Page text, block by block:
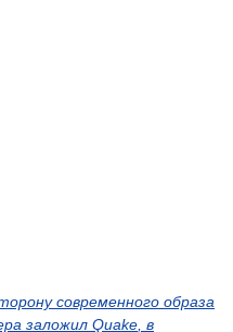
современного образа
заложил Quake, в